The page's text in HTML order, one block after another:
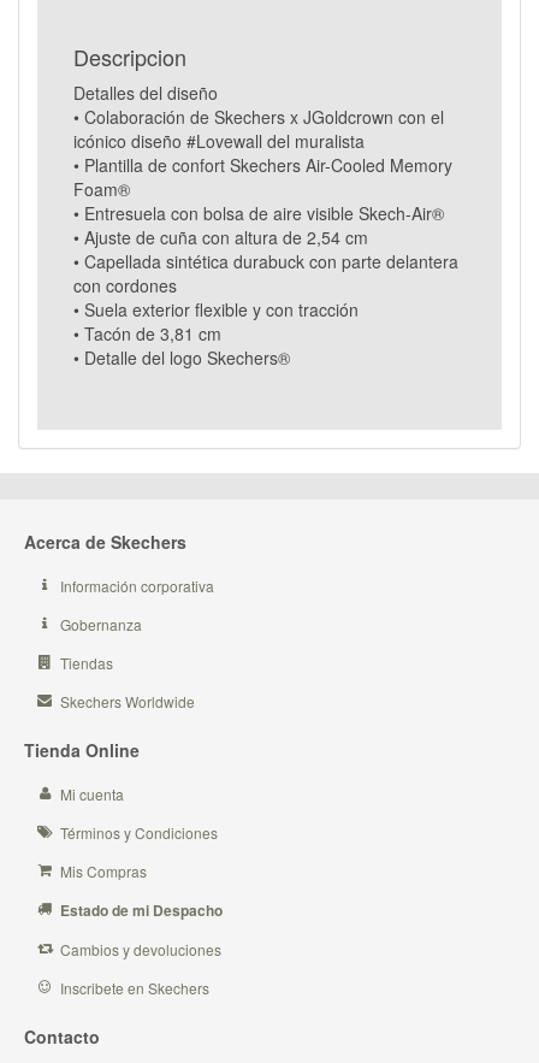
Descripcion
Detalles del diseño
• Colaboración de Skechers x JGoldcrown con el
icónico diseño #Lovewall del muralista
• Plantilla de confort Skechers Air-Cooled Memory
Foam®
• Entresuela con bolsa de aire visible Skech-Air®
• Ajuste de cuña con altura de 2,54 cm
• Capellada sintética durabuck con parte delantera
con cordones
• Suela exterior flexible y con tracción
• Tacón de 3,81 cm
• Detalle del logo Skechers®
Acerca de Skechers
Información corporativa
Gobernanza
Tiendas
Skechers Worldwide
Tienda Online
Mi cuenta
Términos y Condiciones
Mis Compras
Estado de mi Despacho
Cambios y devoluciones
Inscribete en Skechers
Contacto